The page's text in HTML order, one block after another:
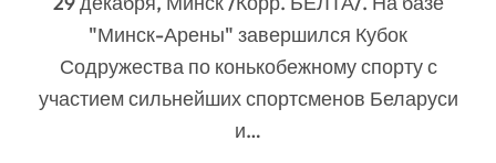
"Минск-Арены" завершился Кубок
Содружества по конькобежному спорту с
участием сильнейших спортсменов Беларуси
и…